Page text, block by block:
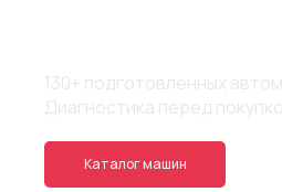
Каталог машин
130+ подготовленных
Диагностика перед